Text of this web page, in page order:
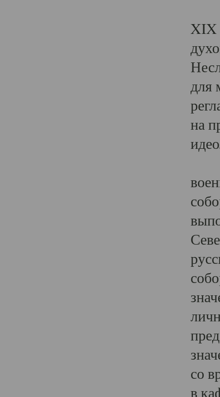
XIX
для
на
со
в